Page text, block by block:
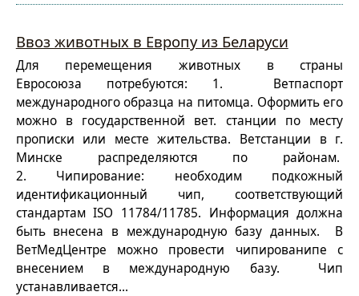
Ввоз животных в Европу из Беларуси
Для перемещения животных в страны
Евросоюза потребуются: 1. Ветпаспорт
международного образца на питомца. Оформить его
можно в государственной вет. станции по месту
прописки или месте жительства. Ветстанции в г.
Минске распределяются по районам.
2. Чипирование: необходим подкожный
идентификационный чип, соответствующий
стандартам ISO 11784/11785. Информация должна
быть внесена в международную базу данных. В
ВетМедЦентре можно провести чипированипе с
внесением в международную базу. Чип
устанавливается...